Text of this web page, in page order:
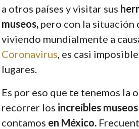
a otros países y visitar sus
museos,pero con la situación
viviendo mundialmente a
Coronavirus, es casi
lugares.
Es por eso que te tenemos la
recorrer los increíbles museos
contamos en México.